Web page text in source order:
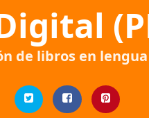
de libros en